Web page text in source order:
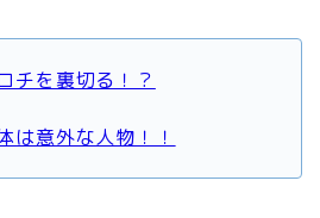
チを裏切る！？
は意外な人物！！